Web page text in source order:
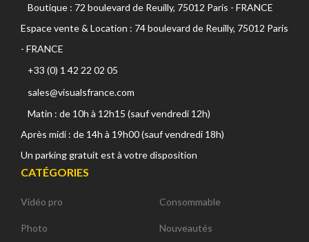
Boutique : 72 boulevard de Reuilly, 75012 Paris - FRANCE
Espace vente & Location : 74 boulevard de Reuilly, 75012 Paris
- FRANCE
+33 (0) 1 42 22 02 05
sales@visualsfrance.com
Matin : de 10h à 12h15 (sauf vendredi 12h)
Après midi : de 14h à 19h00 (sauf vendredi 18h)
Un parking gratuit est à votre disposition
CATÉGORIES
Vidéo pro
Photo
Consommable
Nouveautés